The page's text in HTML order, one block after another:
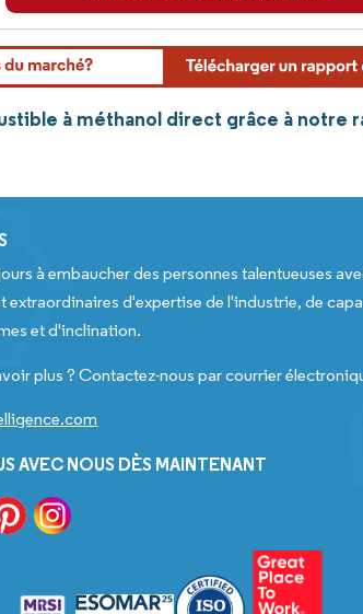
à méthanol direct grâce à notre
à embaucher des personnes talentueuses
extraordinaires d'expertise de l'industrie, de
et d'inclination.
plus ? Contactez-nous par courrier
AVEC NOUS DÈS MAINTENANT